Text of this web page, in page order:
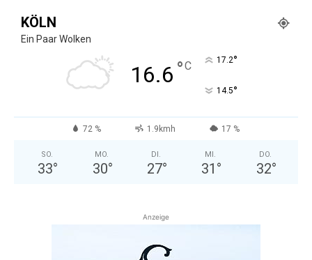
KÖLN
Ein Paar Wolken
16.6 °C 17.2°
14.5°
72 % 1.9kmh 17 %
SO.
33°
MO.
30°
DI.
27°
MI.
31 °
DO.
32°
Anzeige